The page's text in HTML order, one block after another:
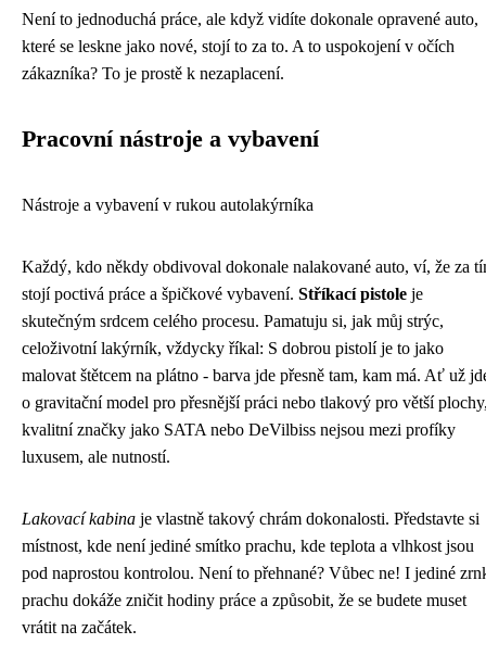
Není to jednoduchá práce, ale když vidíte dokonale opravené auto,
které se leskne jako nové, stojí to za to. A to uspokojení v očích
zákazníka? To je prostě k nezaplacení.
Pracovní nástroje a vybavení
Nástroje a vybavení v rukou autolakýrníka
Každý, kdo někdy obdivoval dokonale nalakované auto, ví, že za
stojí poctivá práce a špičkové vybavení. Stříkací pistole je
skutečným srdcem celého procesu. Pamatuju si, jak můj strýc,
celoživotní lakýrník, vždycky říkal: S dobrou pistolí je to jako
malovat štětcem na plátno - barva jde přesně tam, kam má. Ať už
o gravitační model pro přesnější práci nebo tlakový pro větší
kvalitní značky jako SATA nebo DeVilbiss nejsou mezi profíky
luxusem, ale nutností.
Lakovací kabina je vlastně takový chrám dokonalosti. Představte si
místnost, kde není jediné smítko prachu, kde teplota a vlhkost jsou
pod naprostou kontrolou. Není to přehnané? Vůbec ne! I jediné
prachu dokáže zničit hodiny práce a způsobit, že se budete muset
vrátit na začátek.